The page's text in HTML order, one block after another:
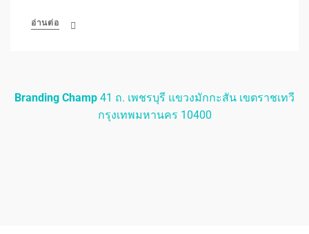
อ่านต่อ
Branding Champ 41 ถ. เพชรบุรี แขวงมักกะสัน เขตราชเทวี
กรุงเทพมหานคร 10400